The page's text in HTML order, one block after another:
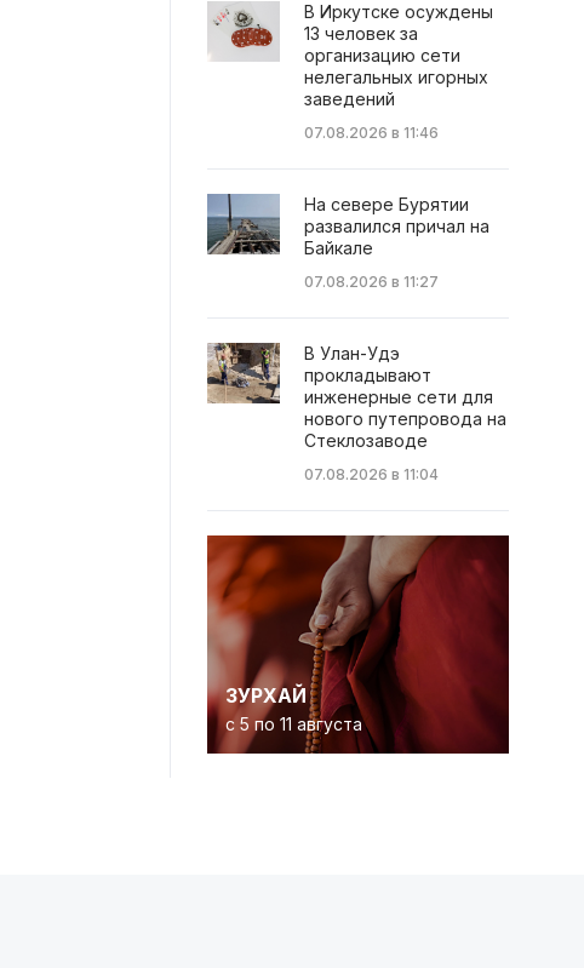
В Иркутске осуждены
13 человек за
организацию сети
нелегальных игорных
заведений
07.08.2026 в 11:46
На севере Бурятии
развалился причал на
Байкале
07.08.2026 в 11:27
В Улан-Удэ
прокладывают
инженерные сети для
нового путепровода на
Стеклозаводе
07.08.2026 в 11:04
ЗУРХАЙ
с 5 по 11 августа